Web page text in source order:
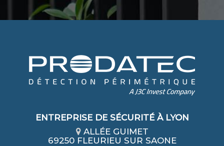
ENTREPRISE DE SÉCURITÉ À LYON
ALLÉE GUIMET
69250 FLEURIEU SUR SAONE